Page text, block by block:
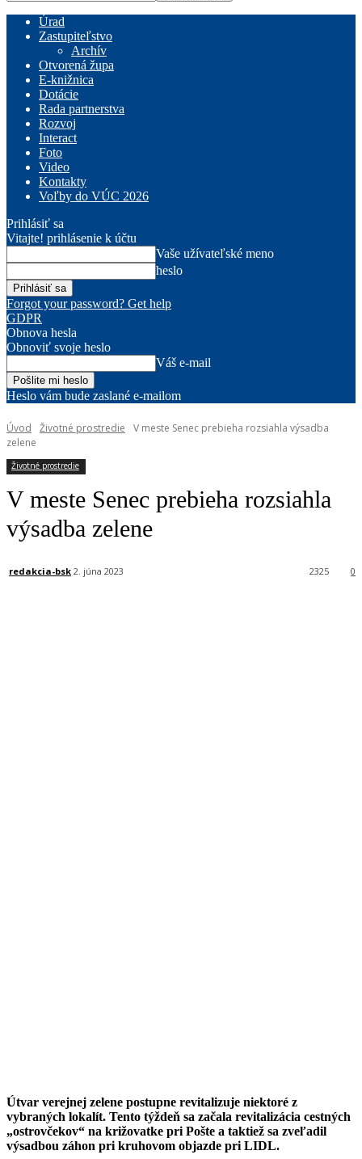
Úrad
Zastupiteľstvo
Archív
Otvorená župa
E-knižnica
Dotácie
Rada partnerstva
Rozvoj
Interact
Foto
Video
Kontakty
Voľby do VÚC 2026
Prihlásiť sa
Vitajte! prihlásenie k účtu
Vaše užívateľské meno
heslo
Forgot your password? Get help
GDPR
Obnova hesla
Obnoviť svoje heslo
Váš e-mail
Heslo vám bude zaslané e-mailom
Úvod Životné prostredie
V meste Senec prebieha rozsiahla výsadba
zelene
Životné prostredie
V meste Senec prebieha rozsiahla
výsadba zelene
redakcia-bsk 2. júna 2023 0
2325
Útvar verejnej zelene postupne revitalizuje niektoré z
vybraných lokalít. Tento týždeň sa začala revitalizácia cestných
„ostrovčekov“ na križovatke pri Pošte a taktiež sa zveľadil
výsadbou záhon pri kruhovom objazde pri LIDL.